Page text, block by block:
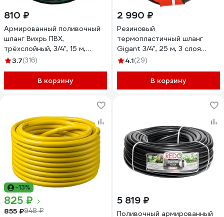
810 ₽
Армированный поливочный
шланг Вихрь ПВХ,
трёхслойный, 3/4", 15 м,
зелёный 73/7/2/9
3.7(316)
В корзину
2 990 ₽
Резиновый
термопластичный шланг
Gigant 3/4", 25 м, 3 слоя
GRH-05
4.1(29)
В корзину
-13%
825 ₽
855 ₽948 ₽
5 819 ₽
Поливочный армированный